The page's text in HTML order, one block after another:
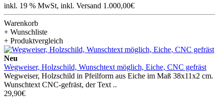
inkl. 19 % MwSt, inkl. Versand 1.000,00€
Warenkorb
+ Wunschliste
+ Produktvergleich
Neu
Wegweiser, Holzschild, Wunschtext möglich, Eiche, CNC gefräst
Wegweiser, Holzschild in Pfeilform aus Eiche im Maß 38x11x2 cm.
Wunschtext CNC-gefräst, der Text ..
29,90€